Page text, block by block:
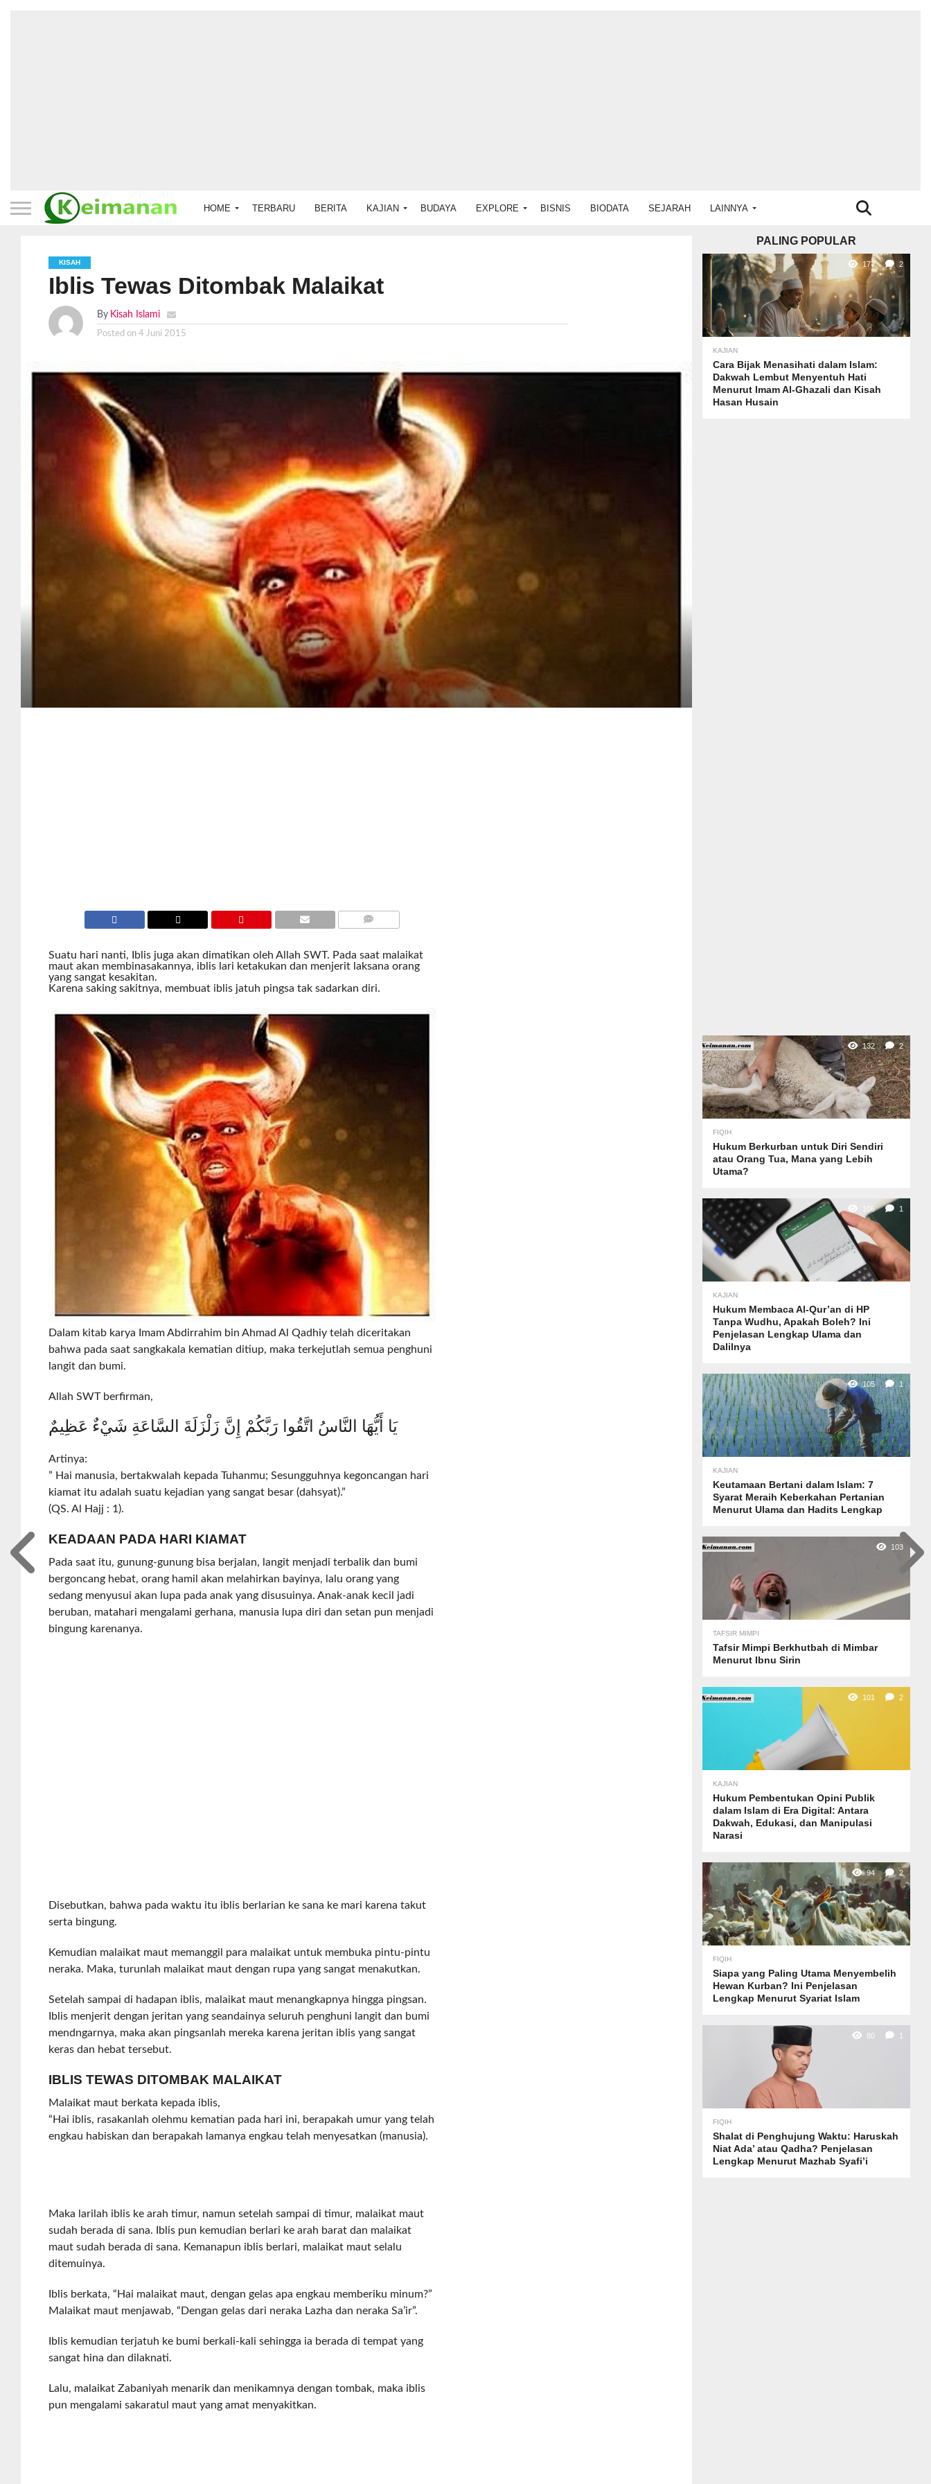
HOME TERBARU BERITA KAJIAN BUDAYA EXPLORE BISNIS BIODATA SEJARAH LAINNYA
KISAH
Iblis Tewas Ditombak Malaikat
By Kisah Islami
Posted on 4 Juni 2015
Suatu hari nanti, Iblis juga akan dimatikan oleh Allah SWT. Pada saat malaikat
maut akan membinasakannya, iblis lari ketakukan dan menjerit laksana orang
yang sangat kesakitan.
Karena saking sakitnya, membuat iblis jatuh pingsa tak sadarkan diri.
Dalam kitab karya Imam Abdirrahim bin Ahmad Al Qadhiy telah diceritakan
bahwa pada saat sangkakala kematian ditiup, maka terkejutlah semua penghuni
langit dan bumi.
Allah SWT berfirman,
يَا أَيُّهَا النَّاسُ اتَّقُوا رَبَّكُمْ إِنَّ زَلْزَلَةَ السَّاعَةِ شَيْءٌ عَظِيمٌ
Artinya:
” Hai manusia, bertakwalah kepada Tuhanmu; Sesungguhnya kegoncangan hari
kiamat itu adalah suatu kejadian yang sangat besar (dahsyat).”
(QS. Al Hajj : 1).
KEADAAN PADA HARI KIAMAT
Pada saat itu, gunung-gunung bisa berjalan, langit menjadi terbalik dan bumi
bergoncang hebat, orang hamil akan melahirkan bayinya, lalu orang yang
sedang menyusui akan lupa pada anak yang disusuinya. Anak-anak kecil jadi
beruban, matahari mengalami gerhana, manusia lupa diri dan setan pun menjadi
bingung karenanya.
Disebutkan, bahwa pada waktu itu iblis berlarian ke sana ke mari karena takut
serta bingung.
Kemudian malaikat maut memanggil para malaikat untuk membuka pintu-pintu
neraka. Maka, turunlah malaikat maut dengan rupa yang sangat menakutkan.
Setelah sampai di hadapan iblis, malaikat maut menangkapnya hingga pingsan.
Iblis menjerit dengan jeritan yang seandainya seluruh penghuni langit dan bumi
mendngarnya, maka akan pingsanlah mereka karena jeritan iblis yang sangat
keras dan hebat tersebut.
IBLIS TEWAS DITOMBAK MALAIKAT
Malaikat maut berkata kepada iblis,
“Hai iblis, rasakanlah olehmu kematian pada hari ini, berapakah umur yang telah
engkau habiskan dan berapakah lamanya engkau telah menyesatkan (manusia).
Maka larilah iblis ke arah timur, namun setelah sampai di timur, malaikat maut
sudah berada di sana. Iblis pun kemudian berlari ke arah barat dan malaikat
maut sudah berada di sana. Kemanapun iblis berlari, malaikat maut selalu
ditemuinya.
Iblis berkata, “Hai malaikat maut, dengan gelas apa engkau memberiku minum?”
Malaikat maut menjawab, “Dengan gelas dari neraka Lazha dan neraka Sa’ir”.
Iblis kemudian terjatuh ke bumi berkali-kali sehingga ia berada di tempat yang
sangat hina dan dilaknati.
Lalu, malaikat Zabaniyah menarik dan menikamnya dengan tombak, maka iblis
pun mengalami sakaratul maut yang amat menyakitkan.
PALING POPULAR
177 2
KAJIAN
Cara Bijak Menasihati dalam Islam:
Dakwah Lembut Menyentuh Hati
Menurut Imam Al-Ghazali dan Kisah
Hasan Husain
132 2
FIQIH
Hukum Berkurban untuk Diri Sendiri
atau Orang Tua, Mana yang Lebih
Utama?
106 1
KAJIAN
Hukum Membaca Al-Qur’an di HP
Tanpa Wudhu, Apakah Boleh? Ini
Penjelasan Lengkap Ulama dan
Dalilnya
105 1
KAJIAN
Keutamaan Bertani dalam Islam: 7
Syarat Meraih Keberkahan Pertanian
Menurut Ulama dan Hadits Lengkap
103
TAFSIR MIMPI
Tafsir Mimpi Berkhutbah di Mimbar
Menurut Ibnu Sirin
101 2
KAJIAN
Hukum Pembentukan Opini Publik
dalam Islam di Era Digital: Antara
Dakwah, Edukasi, dan Manipulasi
Narasi
94 2
FIQIH
Siapa yang Paling Utama Menyembelih
Hewan Kurban? Ini Penjelasan
Lengkap Menurut Syariat Islam
80 1
FIQIH
Shalat di Penghujung Waktu: Haruskah
Niat Ada’ atau Qadha? Penjelasan
Lengkap Menurut Mazhab Syafi’i